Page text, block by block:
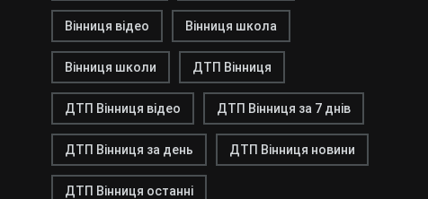
Вінниця відео Вінниця школа
Вінниця школи ДТП Вінниця
ДТП Вінниця відео ДТП Вінниця за 7 днів
ДТП Вінниця за день ДТП Вінниця новини
ДТП Вінниця останні